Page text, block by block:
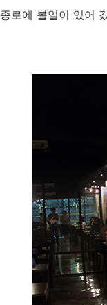
종로에 볼일이 있어